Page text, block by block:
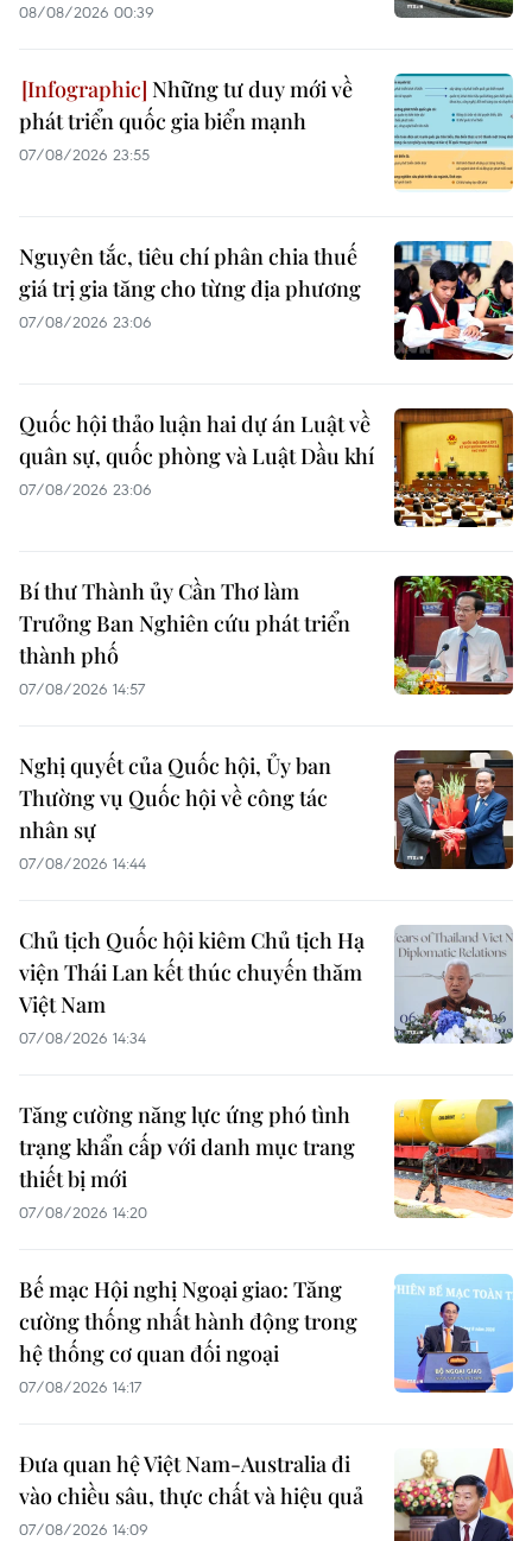
08/08/2026 00:39
Những tư duy mới về
phát triển quốc gia biển mạnh
07/08/2026 23:55
Nguyên tắc, tiêu chí phân chia thuế
giá trị gia tăng cho từng địa phương
07/08/2026 23:06
Quốc hội thảo luận hai dự án Luật về
quân sự, quốc phòng và Luật Dầu khí
07/08/2026 23:06
Bí thư Thành ủy Cần Thơ làm
Trưởng Ban Nghiên cứu phát triển
thành phố
07/08/2026 14:57
Nghị quyết của Quốc hội, Ủy ban
Thường vụ Quốc hội về công tác
nhân sự
07/08/2026 14:44
Chủ tịch Quốc hội kiêm Chủ tịch Hạ
viện Thái Lan kết thúc chuyến thăm
Việt Nam
07/08/2026 14:34
Tăng cường năng lực ứng phó tình
trạng khẩn cấp với danh mục trang
thiết bị mới
07/08/2026 14:20
Bế mạc Hội nghị Ngoại giao: Tăng
cường thống nhất hành động trong
hệ thống cơ quan đối ngoại
07/08/2026 14:17
Đưa quan hệ Việt Nam-Australia đi
vào chiều sâu, thực chất và hiệu quả
07/08/2026 14:09